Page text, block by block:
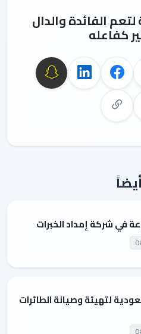
الفائدة والدال
كفاعله
في شركة إمداد الخبرات
لتهيئة وصيانة الطائرات